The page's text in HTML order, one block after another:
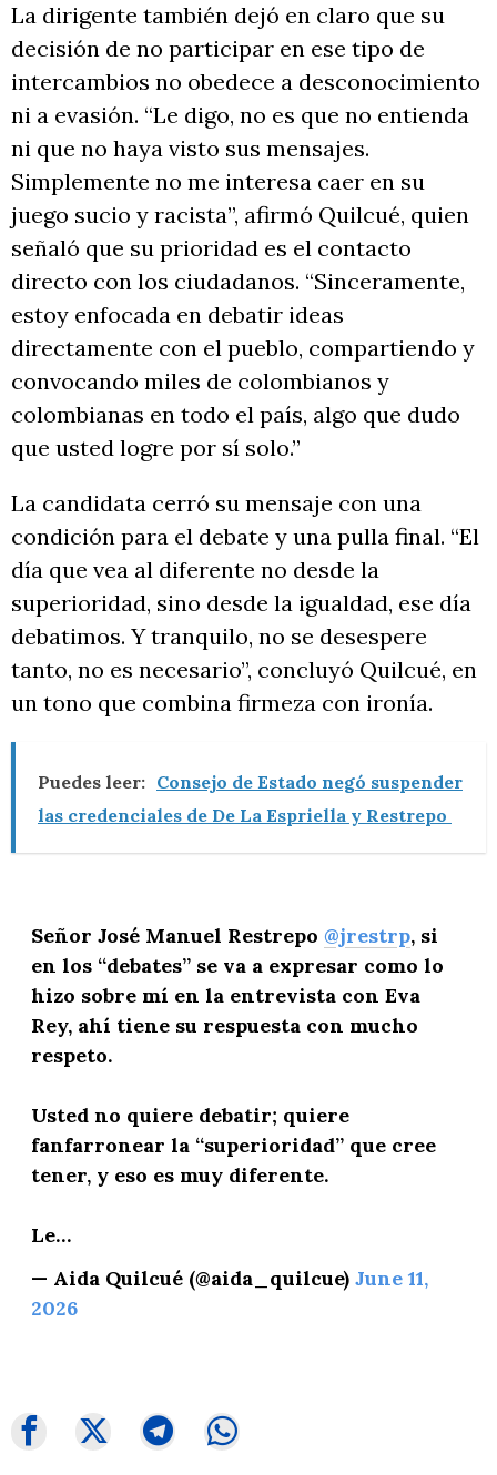
La dirigente también dejó en claro que su
decisión de no participar en ese tipo de
intercambios no obedece a desconocimiento
ni a evasión. “Le digo, no es que no entienda
ni que no haya visto sus mensajes.
Simplemente no me interesa caer en su
juego sucio y racista”, afirmó Quilcué, quien
señaló que su prioridad es el contacto
directo con los ciudadanos. “Sinceramente,
estoy enfocada en debatir ideas
directamente con el pueblo, compartiendo y
convocando miles de colombianos y
colombianas en todo el país, algo que dudo
que usted logre por sí solo.”
La candidata cerró su mensaje con una
condición para el debate y una pulla final. “El
día que vea al diferente no desde la
superioridad, sino desde la igualdad, ese día
debatimos. Y tranquilo, no se desespere
tanto, no es necesario”, concluyó Quilcué, en
un tono que combina firmeza con ironía.
Puedes leer: Consejo de Estado negó suspender
las credenciales de De La Espriella y Restrepo
Señor José Manuel Restrepo @jrestrp, si
en los “debates” se va a expresar como lo
hizo sobre mí en la entrevista con Eva
Rey, ahí tiene su respuesta con mucho
respeto.
Usted no quiere debatir; quiere
fanfarronear la “superioridad” que cree
tener, y eso es muy diferente.
Le…
— Aida Quilcué (@aida_quilcue) June 11,
2026